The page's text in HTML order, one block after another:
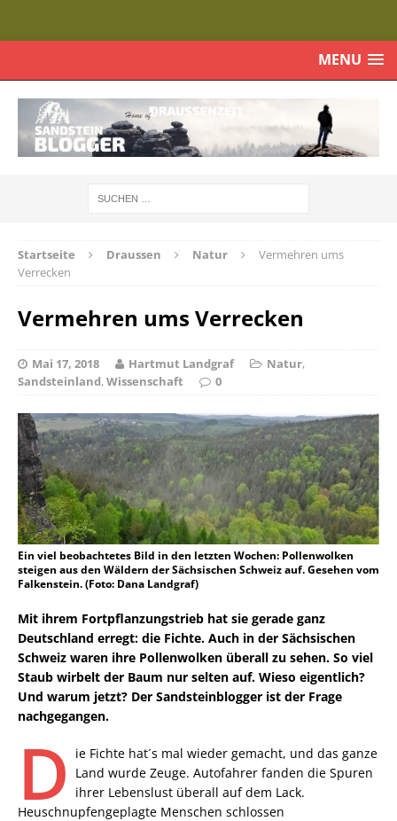
MENU
Startseite Draussen Natur
Vermehren ums
Verrecken
Vermehren ums Verrecken
Mai 17, 2018 Hartmut Landgraf Natur,
Sandsteinland,Wissenschaft 0
Ein viel beobachtetes Bild in den letzten Wochen: Pollenwolken
steigen aus den Wäldern der Sächsischen Schweiz auf. Gesehen vom
Falkenstein. (Foto: Dana Landgraf)
Mit ihrem Fortpflanzungstrieb hat sie gerade ganz
Deutschland erregt: die Fichte. Auch in der Sächsischen
Schweiz waren ihre Pollenwolken überall zu sehen. So viel
Staub wirbelt der Baum nur selten auf. Wieso eigentlich?
Und warum jetzt? Der Sandsteinblogger ist der Frage
nachgegangen.
D
ie Fichte hat´s mal wieder gemacht, und das ganze
Land wurde Zeuge. Autofahrer fanden die Spuren
ihrer Lebenslust überall auf dem Lack.
Heuschnupfengeplagte Menschen schlossen